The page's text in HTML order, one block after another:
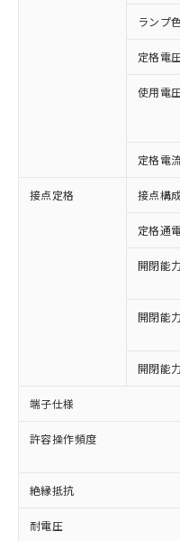
ランプ
定格電
使用電
定格電
接点定格 接点構
定格通
開閉能
開閉能
開閉能
端子仕様
許容操作頻度
絶縁抵抗
耐電圧
ご利用条
以下の条件をお
本サービ
商品の当社
(税抜)を提
当社制御
本サービ
ことをご了
在庫状況
記載して
タに基づ
準価格と
対応済み：
非含有に対応し
対応予定：EU
有に対応した製
対応予定なし：
非含有に非対応
調査・確認中：
非含有の対応状
非該当品：ライ
害物質有無と関
仕入先様の事情
いたものが、含
むを得ず変更す
*EU RoHS指令（10物質
鉛(Pb) 1000ppm以下
六価クロム(Cr(Ⅵ))
「○」：最大均
基準値以下であ
「×」：最大均質
基準値を超えて
「－」：未確認
当社は、
為替およ
（以下｢規
または国
国政府の
可)を取得